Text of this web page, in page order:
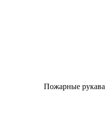
Пожарные рукава